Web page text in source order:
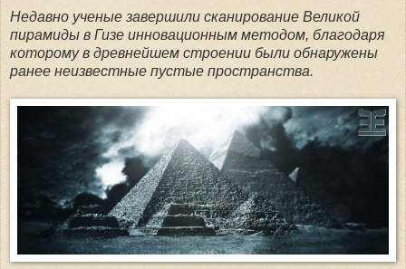
Недавно ученые завершили сканирование Великой
пирамиды в Гизе инновационным методом, благодаря
которому в древнейшем строении были обнаружены
ранее неизвестные пустые пространства.